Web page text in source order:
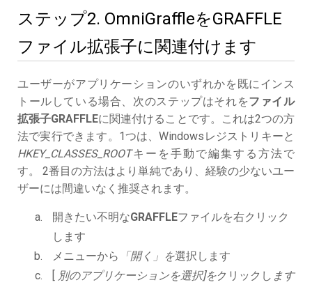
ステップ2. OmniGraffleをGRAFFLE
ファイル拡張子に関連付けます
ユーザーがアプリケーションのいずれかを既にインス
トールしている場合、次のステップはそれをファイル
拡張子GRAFFLEに関連付けることです。これは2つの方
法で実行できます。1つは、Windowsレジストリキーと
HKEY_CLASSES_ROOTキーを手動で編集する方法で
す。 2番目の方法はより単純であり、経験の少ないユー
ザーには間違いなく推奨されます。
開きたい不明なGRAFFLEファイルを右クリック
します
メニューから
「開く」を選択します
[ 別のアプリケーションを選択]をクリックし ます